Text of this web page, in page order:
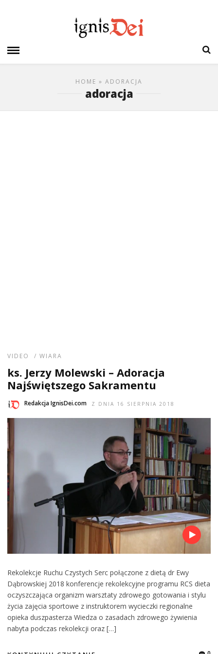
HOME » ADORACJA
adoracja
VIDEO / WIARA
ks. Jerzy Molewski – Adoracja
Najświętszego Sakramentu
Redakcja IgnisDei.com Z DNIA 16 SIERPNIA 2018
Rekolekcje Ruchu Czystych Serc połączone z dietą dr Ewy
Dąbrowskiej 2018 konferencje rekolekcyjne programu RCS dieta
oczyszczająca organizm warsztaty zdrowego gotowania i stylu
życia zajęcia sportowe z instruktorem wycieczki regionalne
opieka duszpasterza Wiedza o zasadach zdrowego żywienia
nabyta podczas rekolekcji oraz […]